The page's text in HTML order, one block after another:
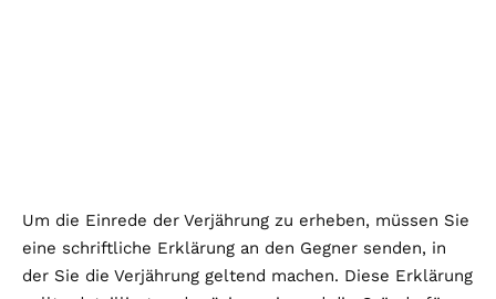
Um die Einrede der Verjährung zu erheben, müssen Sie
eine schriftliche Erklärung an den Gegner senden, in
der Sie die Verjährung geltend machen. Diese Erklärung